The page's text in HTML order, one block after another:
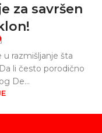
za savršen
razmišljanje šta
li često porodično
De...